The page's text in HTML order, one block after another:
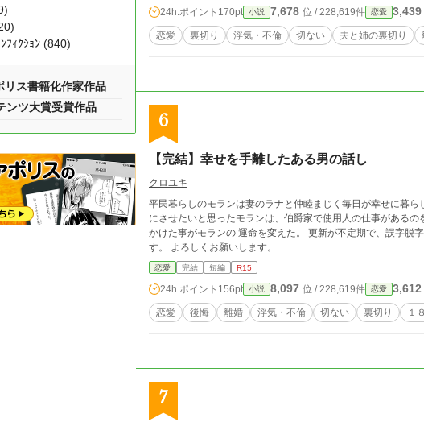
24h.ポイント 170pt 小説 7,678 位 / 228,619件 恋愛 3,439
恋愛 裏切り 浮気・不倫 切ない 夫と姉の裏切り
6
【完結】幸せを手離したある男の話し
クロユキ
平民暮らしのモランは妻のラナと仲睦まじく毎日が幸せに暮
にさせたいと思ったモランは、伯爵家で使用人の仕事がある
かけた事がモランの 運命を変えた。 更新が不定期で、誤字脱字があります。 思いつきで書きましたが読んでくれましたら嬉しいで
す。 よろしくお願いします。
恋愛 完結 短編 R15
24h.ポイント 156pt 小説 8,097 位 / 228,619件 恋愛 3,612
恋愛 後悔 離婚 浮気・不倫 切ない 裏切り １
7
ﾌｨｸｼｮﾝ (840)
リス書籍化作家作品
ンツ大賞受賞作品